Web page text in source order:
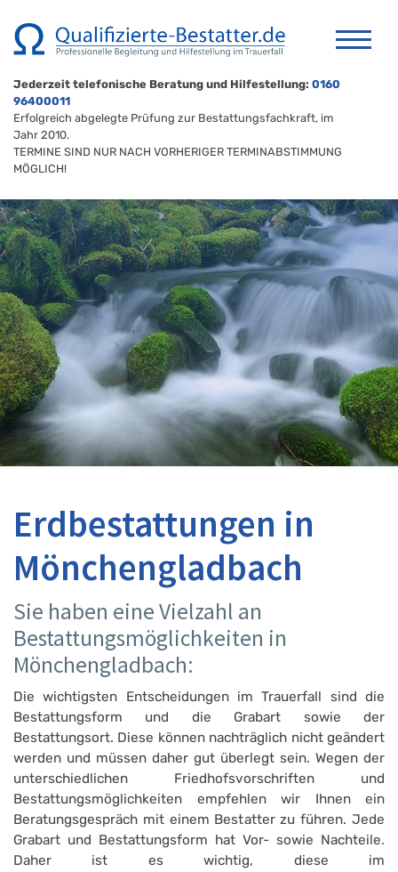
Jederzeit telefonische Beratung und Hilfestellung: 0160
96400011
Erfolgreich abgelegte Prüfung zur Bestattungsfachkraft, im
Jahr 2010.
TERMINE SIND NUR NACH VORHERIGER TERMINABSTIMMUNG
MÖGLICH!
Erdbestattungen in
Mönchengladbach
Sie haben eine Vielzahl an
Bestattungsmöglichkeiten in
Mönchengladbach:
Die wichtigsten Entscheidungen im Trauerfall sind die
Bestattungsform und die Grabart sowie der
Bestattungsort. Diese können nachträglich nicht geändert
werden und müssen daher gut überlegt sein. Wegen der
unterschiedlichen Friedhofsvorschriften und
Bestattungsmöglichkeiten empfehlen wir Ihnen ein
Beratungsgespräch mit einem Bestatter zu führen. Jede
Grabart und Bestattungsform hat Vor- sowie Nachteile.
Daher ist es wichtig, diese im